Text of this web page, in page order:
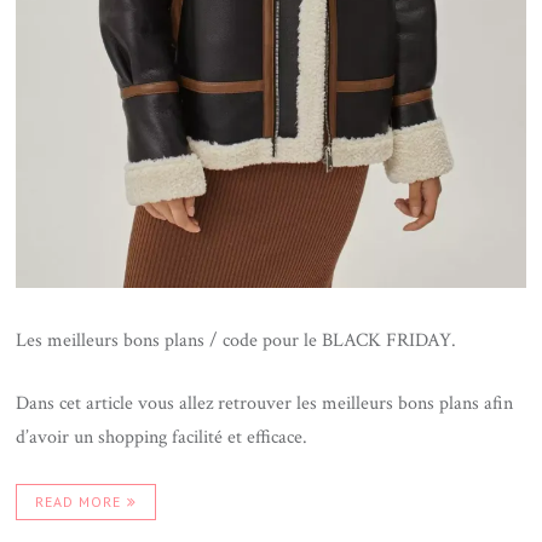
Les meilleurs bons plans / code pour le BLACK FRIDAY.
Dans cet article vous allez retrouver les meilleurs bons plans afin
d’avoir un shopping facilité et efficace.
READ MORE